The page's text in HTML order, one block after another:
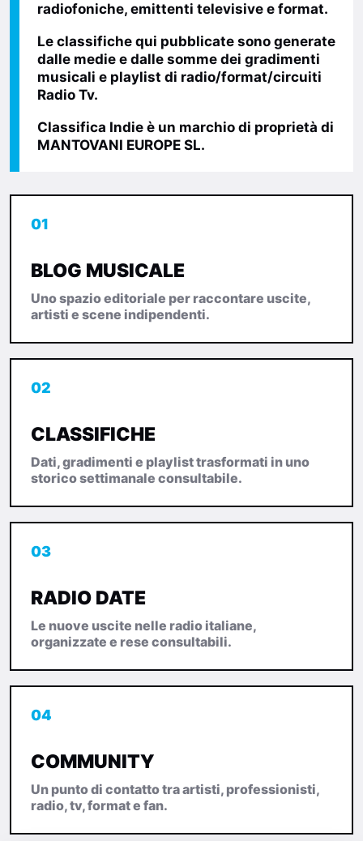
radiofoniche, emittenti televisive e format.
Le classifiche qui pubblicate sono generate
dalle medie e dalle somme dei gradimenti
musicali e playlist di radio/format/circuiti
Radio Tv.
Classifica Indie è un marchio di proprietà di
MANTOVANI EUROPE SL.
01
BLOG MUSICALE
Uno spazio editoriale per raccontare uscite,
artisti e scene indipendenti.
02
CLASSIFICHE
Dati, gradimenti e playlist trasformati in uno
storico settimanale consultabile.
03
RADIO DATE
Le nuove uscite nelle radio italiane,
organizzate e rese consultabili.
04
COMMUNITY
Un punto di contatto tra artisti, professionisti,
radio, tv, format e fan.